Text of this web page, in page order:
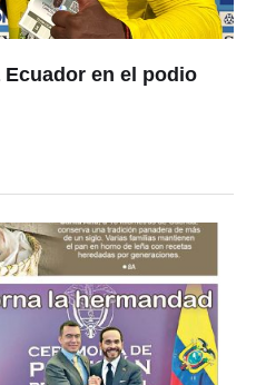
en el podio